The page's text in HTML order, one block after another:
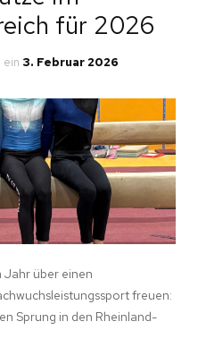
für 2026
ein 3. Februar 2026
Jahr über einen
freuen:
Sprung in den Rheinland-